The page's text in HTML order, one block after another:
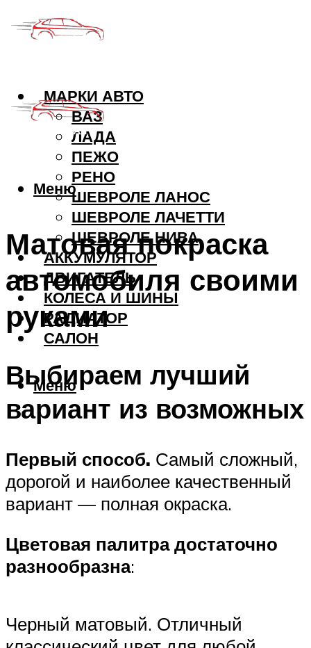
МАРКИ АВТО
ВАЗ
ЛАДА
ПЕЖО
РЕНО
ШЕВРОЛЕ ЛАНОС
ШЕВРОЛЕ ЛАЧЕТТИ
ШЕВРОЛЕ НИВА
АККУМУЛЯТОР
ДВИГАТЕЛЬ
КОЛЕСА И ШИНЫ
РАДИАТОР
САЛОН
Меню
Меню
Матовая покраска
автомобиля своими
руками
Выбираем лучший
вариант из возможных
Первый способ. Самый сложный,
дорогой и наиболее качественный
вариант — полная окраска.
Цветовая палитра достаточно
разнообразна:
Черный матовый. Отличный